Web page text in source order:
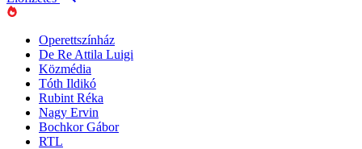
Operettszínház
De Re Attila Luigi
Közmédia
Tóth Ildikó
Rubint Réka
Nagy Ervin
Bochkor Gábor
RTL